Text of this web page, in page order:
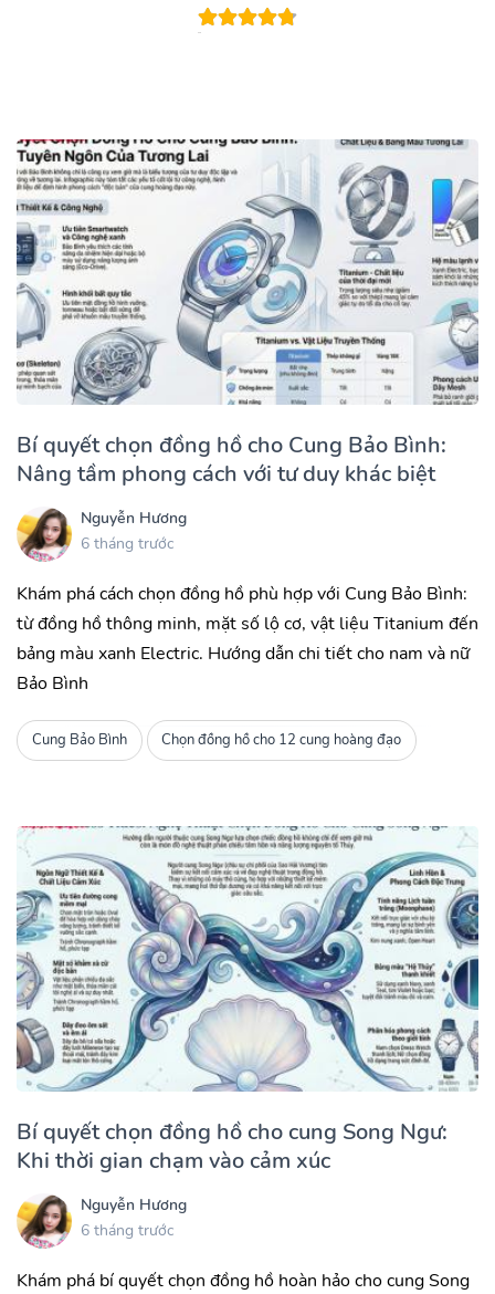
Bí quyết chọn đồng hồ cho Cung Bảo Bình:
Nâng tầm phong cách với tư duy khác biệt
Nguyễn Hương
6 tháng trước
Khám phá cách chọn đồng hồ phù hợp với Cung Bảo Bình:
từ đồng hồ thông minh, mặt số lộ cơ, vật liệu Titanium đến
bảng màu xanh Electric. Hướng dẫn chi tiết cho nam và nữ
Bảo Bình
Cung Bảo Bình Chọn đồng hồ cho 12 cung hoàng đạo
Bí quyết chọn đồng hồ cho cung Song Ngư:
Khi thời gian chạm vào cảm xúc
Nguyễn Hương
6 tháng trước
Khám phá bí quyết chọn đồng hồ hoàn hảo cho cung Song